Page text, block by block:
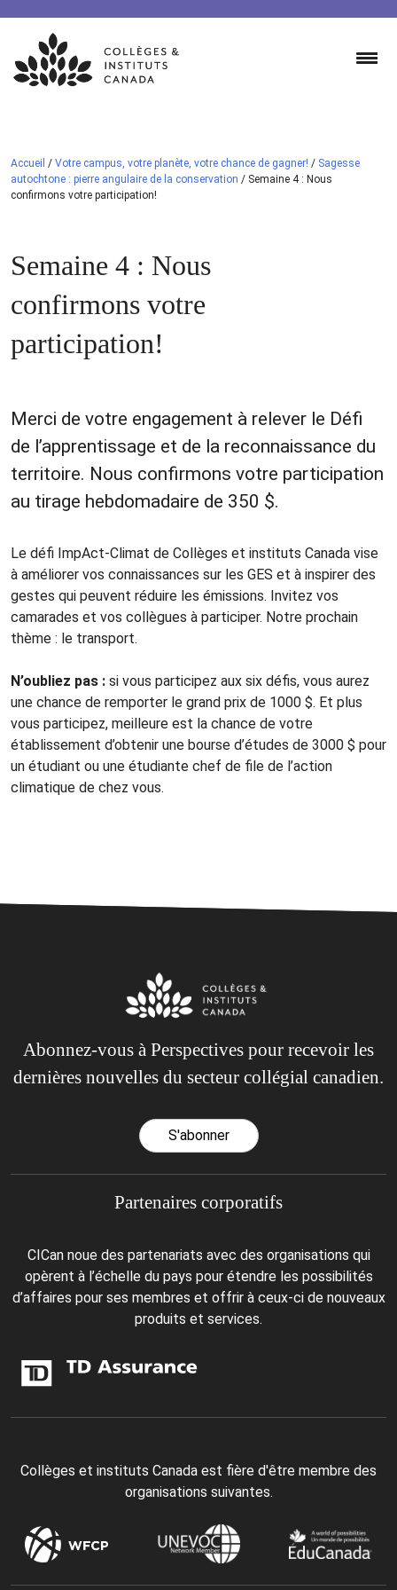
Skip
content
Accueil / Votre campus, votre planète, votre chance de gagner! / Sagesse
autochtone : pierre angulaire de la conservation / Semaine 4 : Nous
confirmons votre participation!
Semaine 4 : Nous
confirmons votre
participation!
Merci de votre engagement à relever le Défi
de l’apprentissage et de la reconnaissance du
territoire. Nous confirmons votre participation
au tirage hebdomadaire de 350 $.
Le défi ImpAct-Climat de Collèges et instituts Canada vise
à améliorer vos connaissances sur les GES et à inspirer des
gestes qui peuvent réduire les émissions. Invitez vos
camarades et vos collègues à participer. Notre prochain
thème : le transport.
N’oubliez pas : si vous participez aux six défis, vous aurez
une chance de remporter le grand prix de 1000 $. Et plus
vous participez, meilleure est la chance de votre
établissement d’obtenir une bourse d’études de 3000 $ pour
un étudiant ou une étudiante chef de file de l’action
climatique de chez vous.
Abonnez-vous à Perspectives pour recevoir les
dernières nouvelles du secteur collégial canadien.
S'abonner
Partenaires corporatifs
CICan noue des partenariats avec des organisations qui
opèrent à l’échelle du pays pour étendre les possibilités
d’affaires pour ses membres et offrir à ceux-ci de nouveaux
produits et services.
Collèges et instituts Canada est fière d'être membre des
organisations suivantes.